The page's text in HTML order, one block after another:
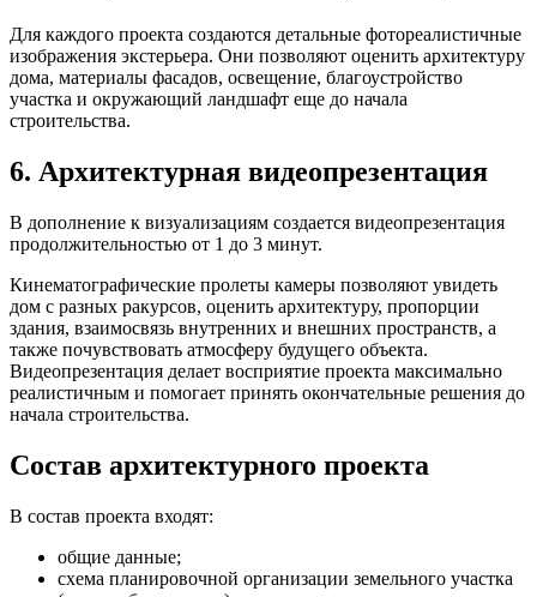
Для каждого проекта создаются детальные фотореалистичные
изображения экстерьера. Они позволяют оценить архитектуру
дома, материалы фасадов, освещение, благоустройство
участка и окружающий ландшафт еще до начала
строительства.
6. Архитектурная видеопрезентация
В дополнение к визуализациям создается видеопрезентация
продолжительностью от 1 до 3 минут.
Кинематографические пролеты камеры позволяют увидеть
дом с разных ракурсов, оценить архитектуру, пропорции
здания, взаимосвязь внутренних и внешних пространств, а
также почувствовать атмосферу будущего объекта.
Видеопрезентация делает восприятие проекта максимально
реалистичным и помогает принять окончательные решения до
начала строительства.
Состав архитектурного проекта
В состав проекта входят:
общие данные;
схема планировочной организации земельного участка